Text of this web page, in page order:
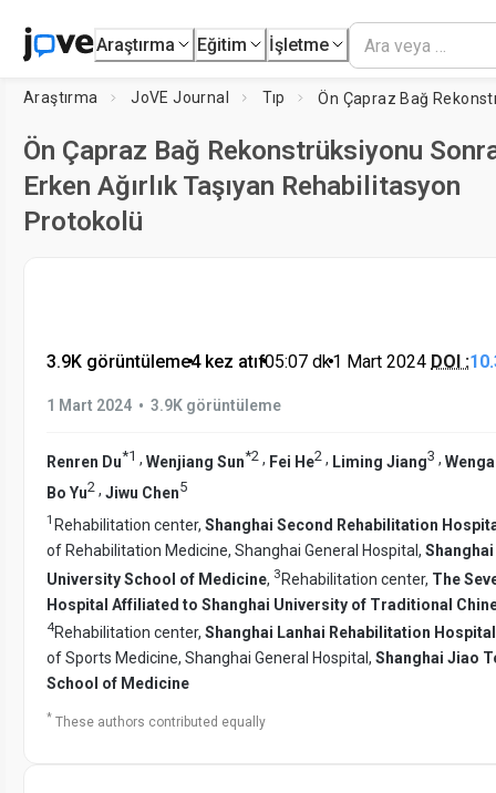
Araştırma Eğitim İşletme
Araştırma JoVE Journal Tıp
Ön Çapraz Bağ Rekonstrüksiyonu
Erken Ağırlık Taşıyan Rehabilitasyon
Protokolü
3.9K görüntüleme•4 kez atıf•05:07 dk•1 Mart 2024 DOI :
1 Mart 2024 • 3.9K görüntüleme
Renren Du*1 , Wenjiang Sun*2 , Fei He2 , Liming Jiang3 ,
Bo Yu2 , Jiwu Chen5
1 Rehabilitation center, Shanghai Second Rehabilitation
of Rehabilitation Medicine, Shanghai General Hospital,
University School of Medicine, 3 Rehabilitation center, The
Hospital Affiliated to Shanghai University of Traditional
4Rehabilitation center, Shanghai Lanhai Rehabilitation Hospital
of Sports Medicine, Shanghai General Hospital, Shanghai Jiao
School of Medicine
* These authors contributed equally